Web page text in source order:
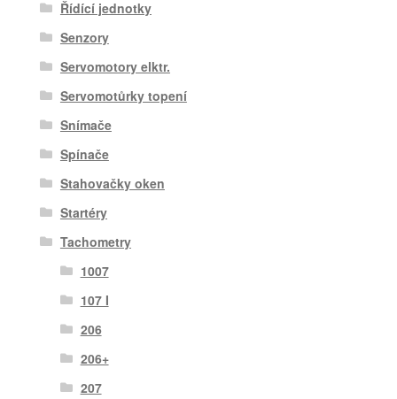
Řídící jednotky
Senzory
Servomotory elktr.
Servomotůrky topení
Snímače
Spínače
Stahovačky oken
Startéry
Tachometry
1007
107 I
206
206+
207